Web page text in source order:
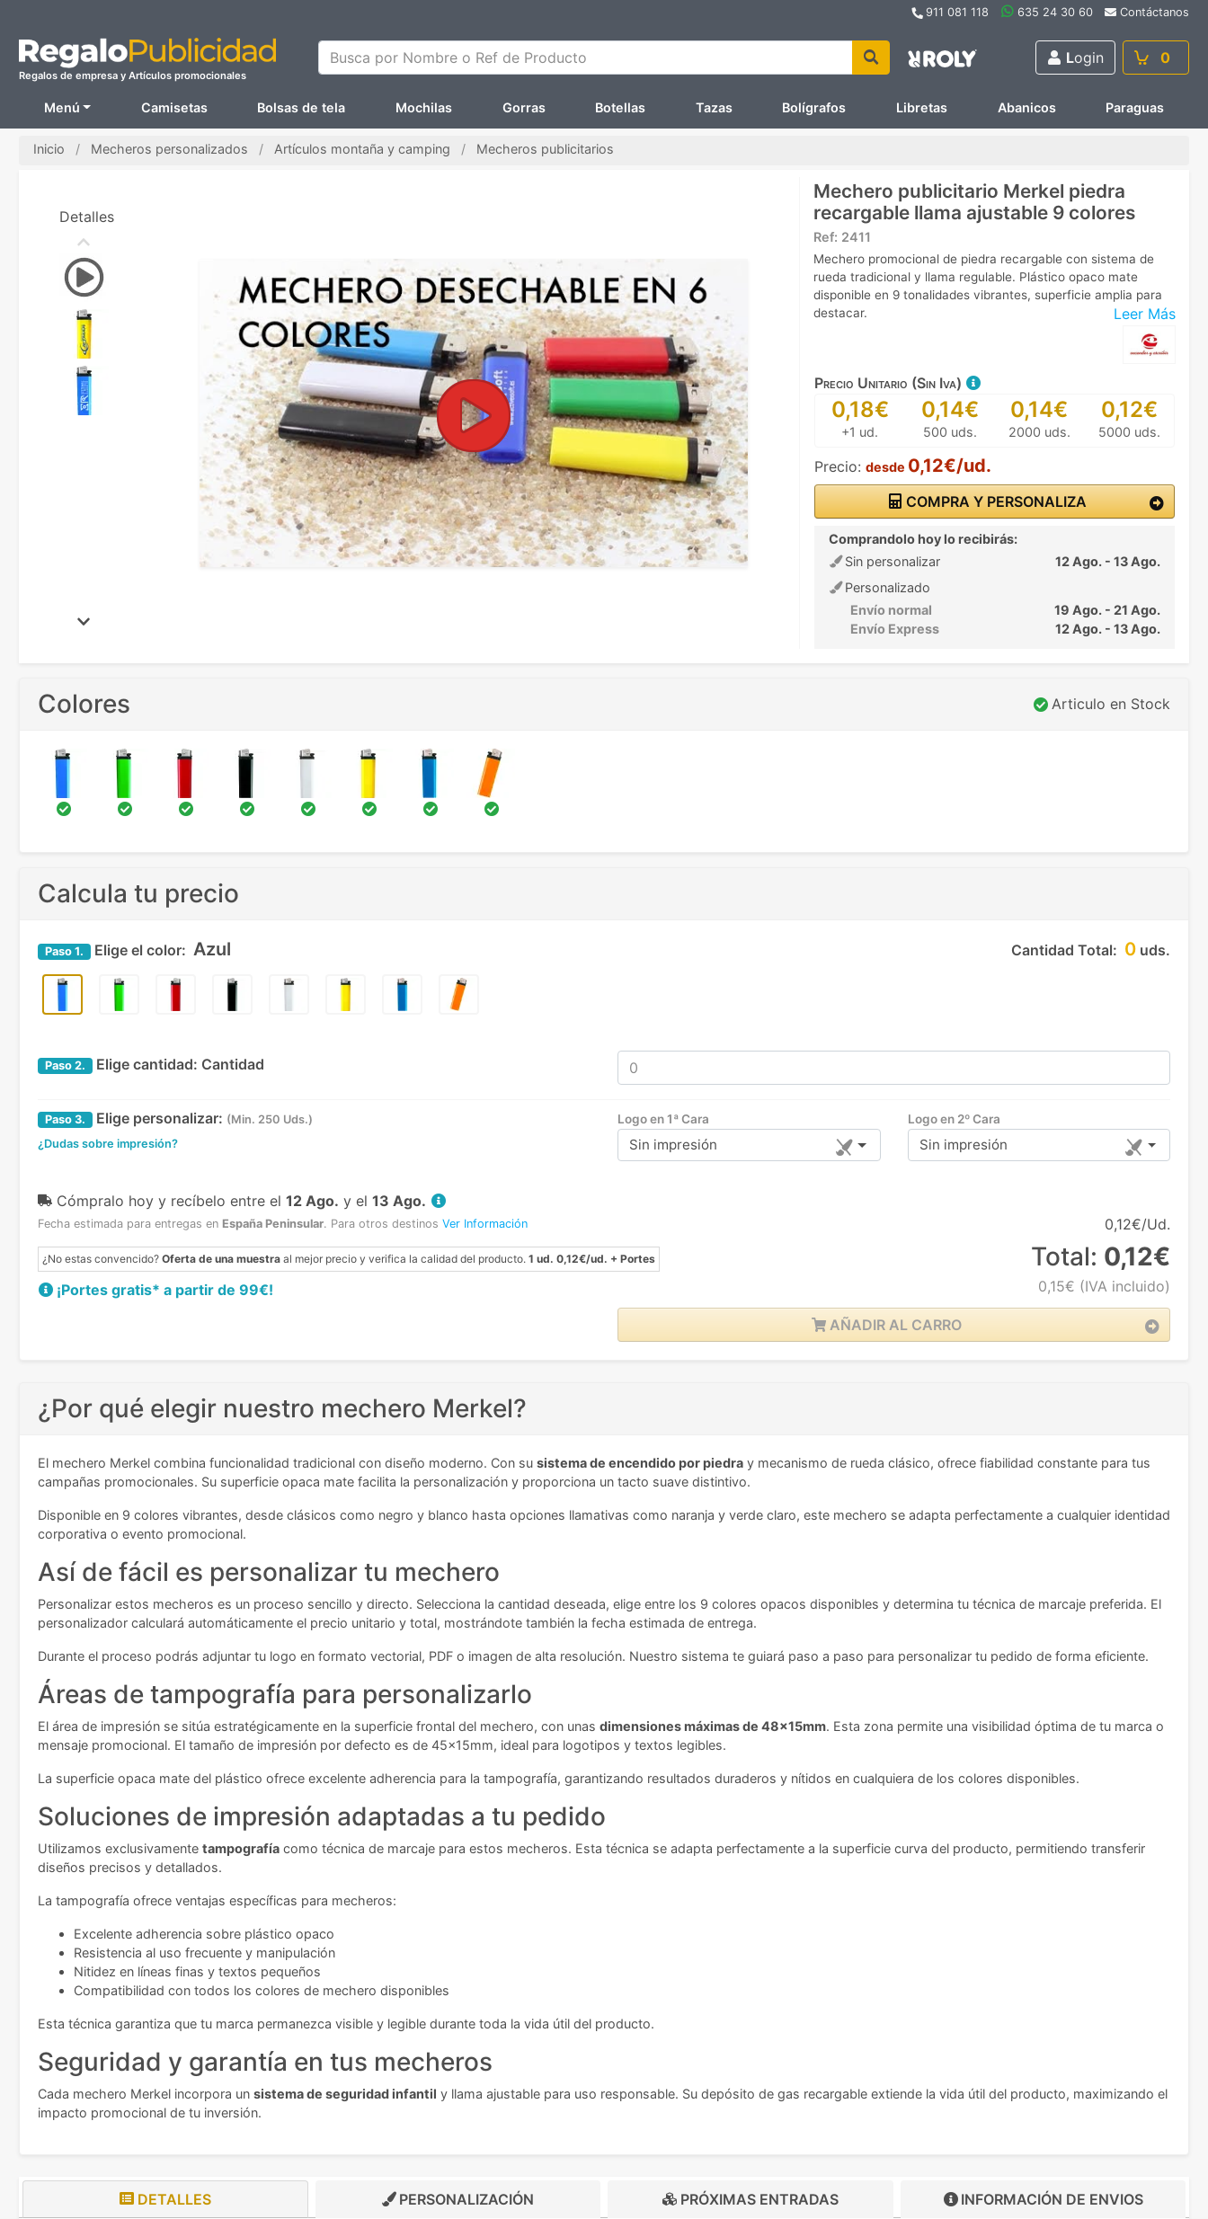
911 081 118 635 24 30 60 Contáctanos
Regalos de empresa y Artículos promocionales
Busca por Nombre o Ref de Producto Login 0
Menú Camisetas Bolsas de tela Mochilas Gorras Botellas Tazas Bolígrafos Libretas Abanicos Paraguas
Inicio Mecheros personalizados Artículos montaña y camping Mecheros publicitarios
Mechero publicitario Merkel piedra
recargable llama ajustable 9 colores
Ref: 2411
Leer Más
Mechero promocional de piedra recargable con sistema de
rueda tradicional y llama regulable. Plástico opaco mate
disponible en 9 tonalidades vibrantes, superficie amplia para
destacar.
Precio Unitario (Sin Iva)
0,18€
+1 ud.
0,14€
500 uds.
0,14€
2000 uds.
0,12€
5000 uds.
Precio: desde 0,12€/ud.
COMPRA Y PERSONALIZA
Comprandolo hoy lo recibirás:
Sin personalizar
12 Ago. - 13 Ago.
Personalizado
Envío normal
19 Ago. - 21 Ago.
Envío Express
12 Ago. - 13 Ago.
Detalles
Colores Articulo en Stock
Calcula tu precio
Cantidad Total: 0 uds.
Paso 1. Elige el color: Azul
Paso 2. Elige cantidad: Cantidad
Paso 3. Elige personalizar: (Min. 250 Uds.)
¿Dudas sobre impresión?
Logo en 1ª Cara
Sin impresión
Logo en 2º Cara
Sin impresión
Cómpralo hoy y recíbelo entre el 12 Ago. y el 13 Ago.
Fecha estimada para entregas en España Peninsular. Para otros destinos Ver Información
¿No estas convencido? Oferta de una muestra al mejor precio y verifica la calidad del producto. 1 ud. 0,12€/ud. + Portes
¡Portes gratis* a partir de 99€!
0,12€/Ud.
Total: 0,12€
0,15€ (IVA incluido)
AÑADIR AL CARRO
¿Por qué elegir nuestro mechero Merkel?
El mechero Merkel combina funcionalidad tradicional con diseño moderno. Con su sistema de encendido por piedra y mecanismo de rueda clásico, ofrece fiabilidad constante para tus
campañas promocionales. Su superficie opaca mate facilita la personalización y proporciona un tacto suave distintivo.
Disponible en 9 colores vibrantes, desde clásicos como negro y blanco hasta opciones llamativas como naranja y verde claro, este mechero se adapta perfectamente a cualquier identidad
corporativa o evento promocional.
Así de fácil es personalizar tu mechero
Personalizar estos mecheros es un proceso sencillo y directo. Selecciona la cantidad deseada, elige entre los 9 colores opacos disponibles y determina tu técnica de marcaje preferida. El
personalizador calculará automáticamente el precio unitario y total, mostrándote también la fecha estimada de entrega.
Durante el proceso podrás adjuntar tu logo en formato vectorial, PDF o imagen de alta resolución. Nuestro sistema te guiará paso a paso para personalizar tu pedido de forma eficiente.
Áreas de tampografía para personalizarlo
El área de impresión se sitúa estratégicamente en la superficie frontal del mechero, con unas dimensiones máximas de 48x15mm. Esta zona permite una visibilidad óptima de tu marca o
mensaje promocional. El tamaño de impresión por defecto es de 45x15mm, ideal para logotipos y textos legibles.
La superficie opaca mate del plástico ofrece excelente adherencia para la tampografía, garantizando resultados duraderos y nítidos en cualquiera de los colores disponibles.
Soluciones de impresión adaptadas a tu pedido
Utilizamos exclusivamente tampografía como técnica de marcaje para estos mecheros. Esta técnica se adapta perfectamente a la superficie curva del producto, permitiendo transferir
diseños precisos y detallados.
La tampografía ofrece ventajas específicas para mecheros:
Excelente adherencia sobre plástico opaco
Resistencia al uso frecuente y manipulación
Nitidez en líneas finas y textos pequeños
Compatibilidad con todos los colores de mechero disponibles
Esta técnica garantiza que tu marca permanezca visible y legible durante toda la vida útil del producto.
Seguridad y garantía en tus mecheros
Cada mechero Merkel incorpora un sistema de seguridad infantil y llama ajustable para uso responsable. Su depósito de gas recargable extiende la vida útil del producto, maximizando el
impacto promocional de tu inversión.
DETALLES PERSONALIZACIÓN PRÓXIMAS ENTRADAS INFORMACIÓN DE ENVIOS